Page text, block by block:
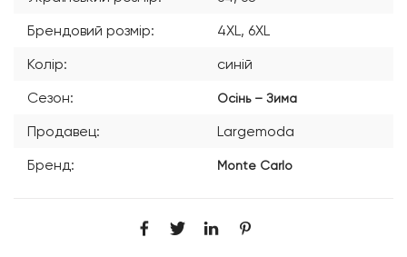
Брендовий розмір:
4XL, 6XL
Колір:
синій
Сезон:
Осінь – Зима
Продавец:
Largemoda
Бренд:
Monte Carlo